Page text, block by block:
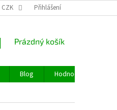
CZK Přihlášení
NÁKUPNÍ
Prázdný košík
Blog
Hodnocení obchodu